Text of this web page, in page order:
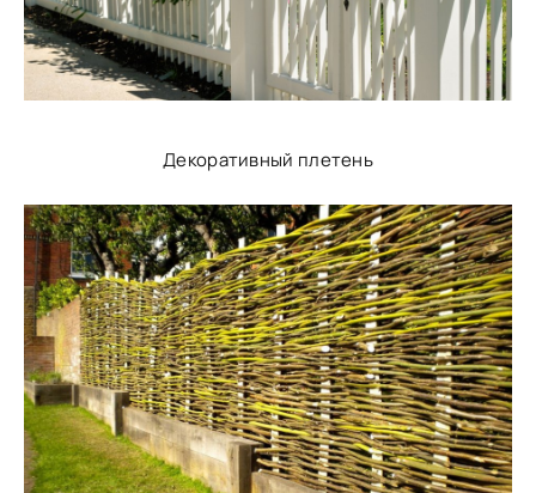
Декоративный плетень